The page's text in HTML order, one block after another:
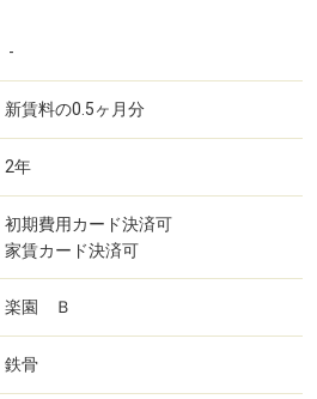
-
新賃料の0.5ヶ月分
2年
初期費用カード決済可
家賃カード決済可
楽園 Ｂ
鉄骨